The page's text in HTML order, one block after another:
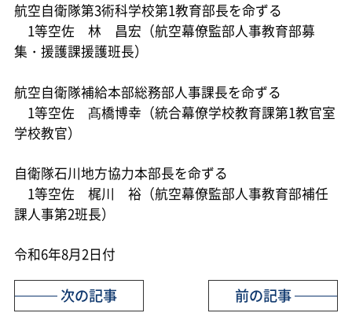
航空自衛隊第3術科学校第1教育部長を命ずる
1等空佐 林 昌宏（航空幕僚監部人事教育部募
集・援護課援護班長）
航空自衛隊補給本部総務部人事課長を命ずる
1等空佐 髙橋博幸（統合幕僚学校教育課第1教官室
学校教官）
自衛隊石川地方協力本部長を命ずる
1等空佐 梶川 裕（航空幕僚監部人事教育部補任
課人事第2班長）
令和6年8月2日付
前の記事
次の記事